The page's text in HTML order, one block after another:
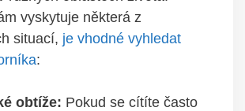
vyskytuje některá z
situací, je vhodné vyhledat
:
obtíže: Pokud se cítíte často